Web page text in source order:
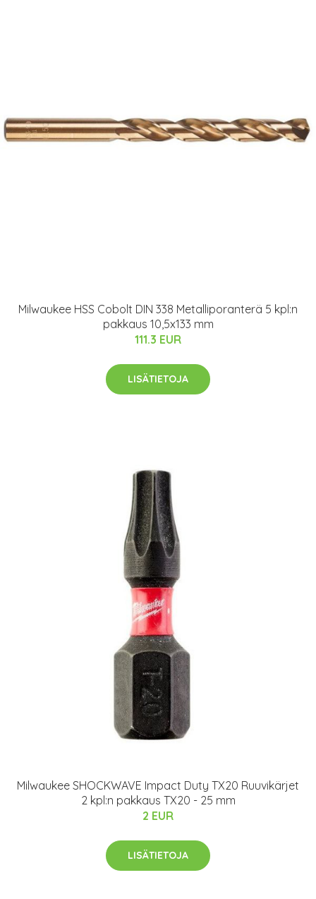
Milwaukee HSS Cobolt DIN 338 Metalliporanterä 5 kpl:n
pakkaus 10,5x133 mm
111.3 EUR
LISÄTIETOJA
Milwaukee SHOCKWAVE Impact Duty TX20 Ruuvikärjet
2 kpl:n pakkaus TX20 - 25 mm
2 EUR
LISÄTIETOJA